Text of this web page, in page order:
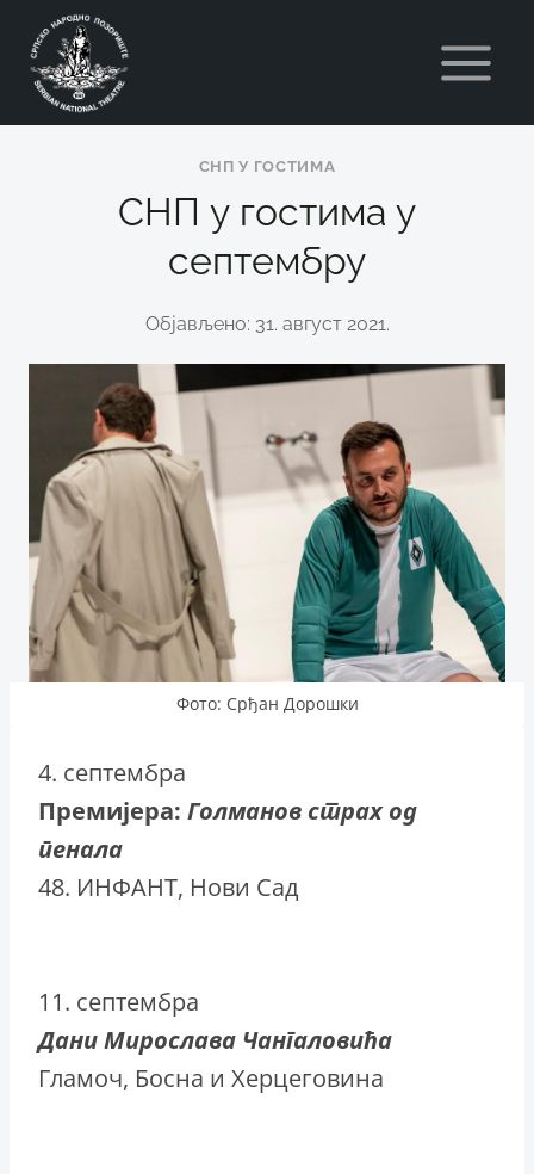
content
СНП У ГОСТИМА
СНП у гостима у
септембру
Објављено: 31. август 2021.
Фото: Срђан Дорошки
4. септембра
Премијера: Голманов страх од
пенала
48. ИНФАНТ, Нови Сад
11. септембра
Дани Мирослава Чангаловића
Гламоч, Босна и Херцеговина